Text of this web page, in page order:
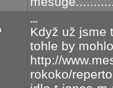
...
Když už jsme
tohle by
http://
rokoko/